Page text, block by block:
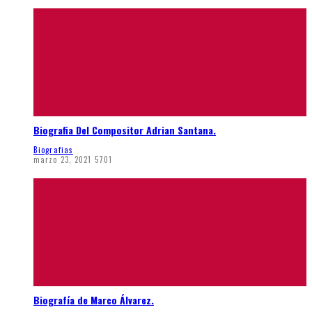
Biografia Del Compositor Adrian Santana.
Biografias
marzo 23, 2021 5701
Biografía de Marco Álvarez.